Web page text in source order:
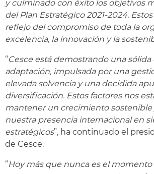
y culminado con éxito los objetivos
del Plan Estratégico 2021-2024.
reflejo del compromiso de toda la
excelencia, la innovación y la
“Cesce está demostrando una
adaptación, impulsada por una
elevada solvencia y una decidida
diversificación. Estos factores nos
mantener un crecimiento sostenible
nuestra presencia internacional en
estratégicos”, ha continuado el
de Cesce.
“Hoy más que nunca es el momento